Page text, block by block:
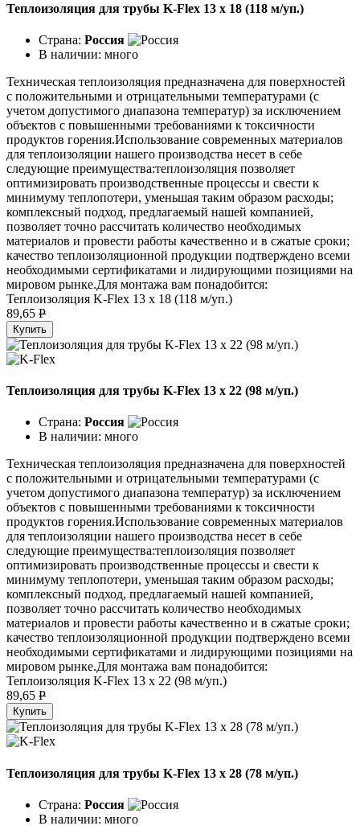
Теплоизоляция для трубы K-Flex 13 х 18 (118 м/уп.)
Страна: Россия
В наличии: много
Техническая теплоизоляция предназначена для поверхностей
с положительными и отрицательными температурами (с
учетом допустимого диапазона температур) за исключением
объектов с повышенными требованиями к токсичности
продуктов горения.Использование современных материалов
для теплоизоляции нашего производства несет в себе
следующие преимущества:теплоизоляция позволяет
оптимизировать производственные процессы и свести к
минимуму теплопотери, уменьшая таким образом расходы;
комплексный подход, предлагаемый нашей компанией,
позволяет точно рассчитать количество необходимых
материалов и провести работы качественно и в сжатые сроки;
качество теплоизоляционной продукции подтверждено всеми
необходимыми сертификатами и лидирующими позициями на
мировом рынке.Для монтажа вам понадобится:
Теплоизоляция K-Flex 13 х 18 (118 м/уп.)
89,65 P
Купить
Теплоизоляция для трубы K-Flex 13 х 22 (98 м/уп.)
Страна: Россия
В наличии: много
Техническая теплоизоляция предназначена для поверхностей
с положительными и отрицательными температурами (с
учетом допустимого диапазона температур) за исключением
объектов с повышенными требованиями к токсичности
продуктов горения.Использование современных материалов
для теплоизоляции нашего производства несет в себе
следующие преимущества:теплоизоляция позволяет
оптимизировать производственные процессы и свести к
минимуму теплопотери, уменьшая таким образом расходы;
комплексный подход, предлагаемый нашей компанией,
позволяет точно рассчитать количество необходимых
материалов и провести работы качественно и в сжатые сроки;
качество теплоизоляционной продукции подтверждено всеми
необходимыми сертификатами и лидирующими позициями на
мировом рынке.Для монтажа вам понадобится:
Теплоизоляция K-Flex 13 х 22 (98 м/уп.)
89,65 P
Купить
Теплоизоляция для трубы K-Flex 13 х 28 (78 м/уп.)
Страна: Россия
В наличии: много